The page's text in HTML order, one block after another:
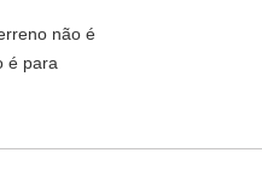
não é
é para